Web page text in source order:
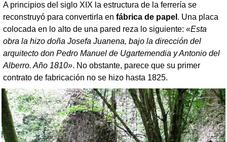
A principios del siglo XIX la estructura de la ferrería se
reconstruyó para convertirla en fábrica de papel . Una placa
colocada en lo alto de una pared reza lo siguiente: «Esta
obra la hizo doña Josefa Juanena, bajo la dirección del
arquitecto don Pedro Manuel de Ugartemendia y Antonio del
Alberro. Año 1810». No obstante, parece que su primer
contrato de fabricación no se hizo hasta 1825.